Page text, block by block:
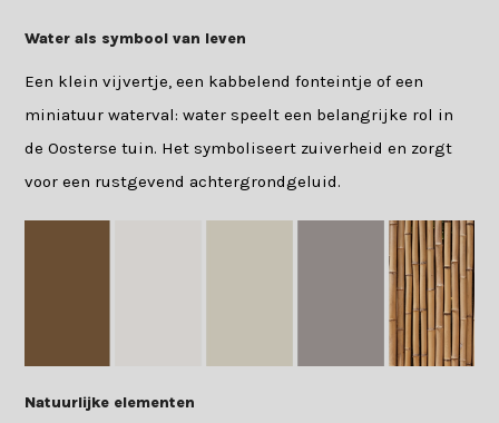
Water als symbool van leven
Een klein vijvertje, een kabbelend fonteintje of een
miniatuur waterval: water speelt een belangrijke rol in
de Oosterse tuin. Het symboliseert zuiverheid en zorgt
voor een rustgevend achtergrondgeluid.
Natuurlijke elementen